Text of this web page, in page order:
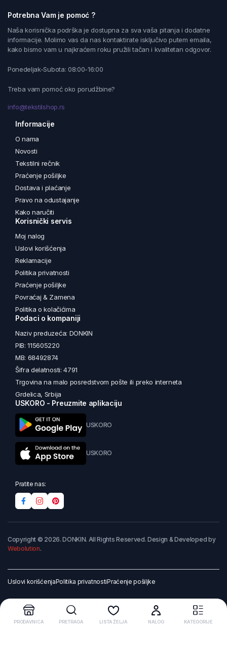
Potrebna Vam je pomoć ?
Naša korisnička podrška je dostupna za sva vaša pitanja i dodatne
informacije. Molimo vas da nas kontaktirate isključivo putem emaila,
kako bismo vam u najkraćem roku pružili tačan i kvalitetan odgovor.
Ponedeljak-Subota: 08:00-16:00
Treba vam pomoć oko porudžbine?
info@tekstilshop.rs
Informacije
O nama
Novosti
Tekstilni rečnik
Praćenje pošiljke
Dostava i plaćanje
Pravo na odustajanje
Kako naručiti
Korisnički servis
Moj nalog
Uslovi korišćenja
Reklamacije
Politika privatnosti
Praćenje pošiljke
Povraćaj & Zamena
Politika o kolačićima
Podaci o kompaniji
Naziv preduzeća: DONKIN
PIB: 115605220
MB: 68492874
Šifra delatnosti: 4791
Trgovina na malo posredstvom pošte ili preko interneta
Grdelica, Srbija
USKORO - Preuzmite aplikaciju
USKORO
USKORO
Pratite nas:
Copyright © 2026. DONKIN. All Rights Reserved. Design & Developed by
Webolution.
Uslovi korišćenjaPolitika privatnostiPraćenje pošiljke
PRODAVNICA PRETRAGA LISTA ŽELJA NALOG KATEGORIJE